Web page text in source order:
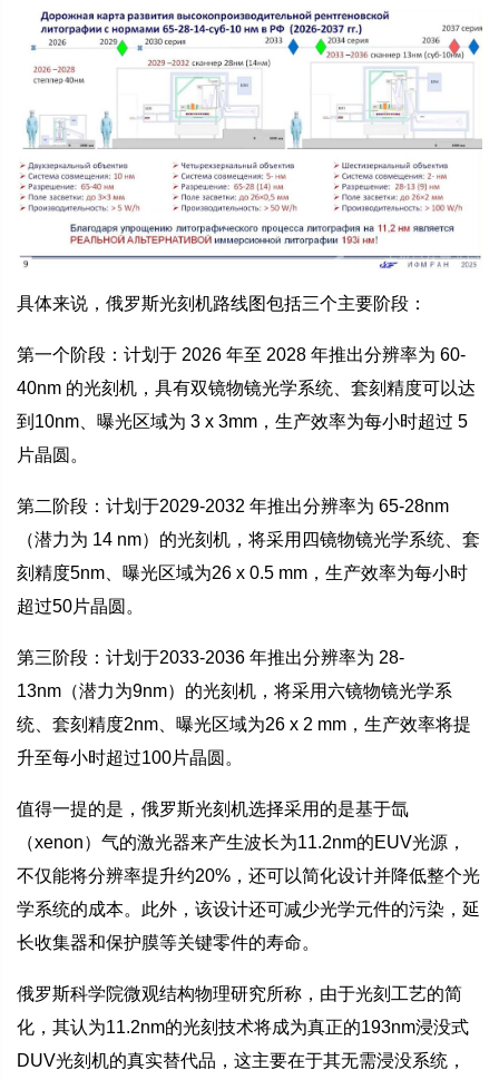
具体来说，俄罗斯光刻机路线图包括三个主要阶段：
第一个阶段：计划于 2026 年至 2028 年推出分辨率为 60-
40nm 的光刻机，具有双镜物镜光学系统、套刻精度可以达
到10nm、曝光区域为 3 x 3mm，生产效率为每小时超过 5
片晶圆。
第二阶段：计划于2029-2032 年推出分辨率为 65-28nm
（潜力为 14 nm）的光刻机，将采用四镜物镜光学系统、套
刻精度5nm、曝光区域为26 x 0.5 mm，生产效率为每小时
超过50片晶圆。
第三阶段：计划于2033-2036 年推出分辨率为 28-
13nm（潜力为9nm）的光刻机，将采用六镜物镜光学系
统、套刻精度2nm、曝光区域为26 x 2 mm，生产效率将提
升至每小时超过100片晶圆。
值得一提的是，俄罗斯光刻机选择采用的是基于氙
（xenon）气的激光器来产生波长为11.2nm的EUV光源，
不仅能将分辨率提升约20%，还可以简化设计并降低整个光
学系统的成本。此外，该设计还可减少光学元件的污染，延
长收集器和保护膜等关键零件的寿命。
俄罗斯科学院微观结构物理研究所称，由于光刻工艺的简
化，其认为11.2nm的光刻技术将成为真正的193nm浸没式
DUV光刻机的真实替代品，这主要在于其无需浸没系统，